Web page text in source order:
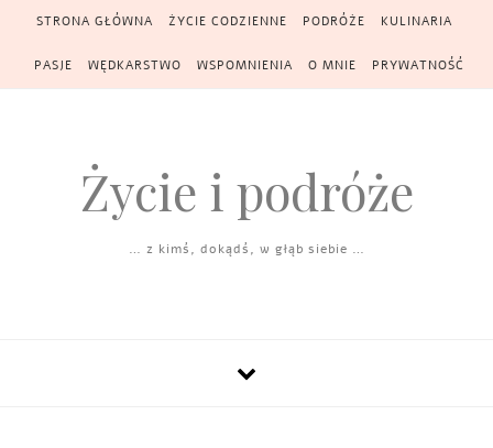
Skip to content
STRONA GŁÓWNA ŻYCIE CODZIENNE PODRÓŻE KULINARIA
PASJE WĘDKARSTWO WSPOMNIENIA O MNIE PRYWATNOŚĆ
Życie i podróże
… z kimś, dokądś, w głąb siebie …